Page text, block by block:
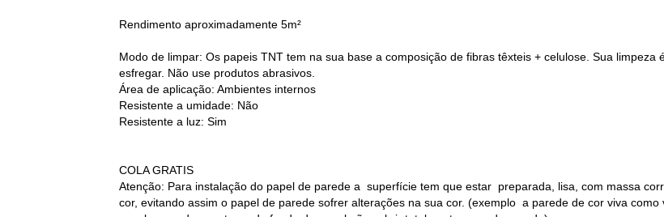
Rendimento aproximadamente 5m²
Modo de limpar: Os papeis TNT tem na sua base a composição de fibras têxteis + celulose. Sua
esfregar. Não use produtos abrasivos.
Área de aplicação: Ambientes internos
Resistente a umidade: Não
Resistente a luz: Sim
COLA GRATIS
Atenção: Para instalação do papel de parede a superfície tem que estar preparada, lisa, com massa
cor, evitando assim o papel de parede sofrer alterações na sua cor. (exemplo a parede de cor viva